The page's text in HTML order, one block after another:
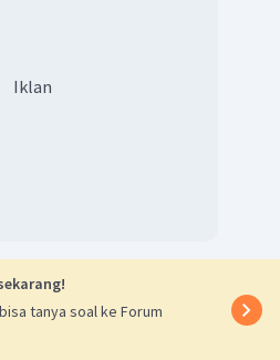
Iklan
tanya soal ke Forum